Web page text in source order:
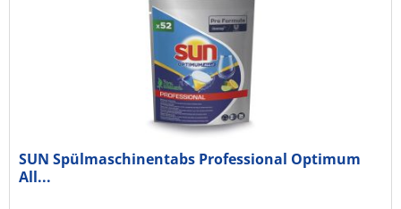
SUN Spülmaschinentabs Professional Optimum
All...